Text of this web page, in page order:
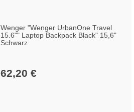
Wenger "Wenger UrbanOne Travel
15.6"" Laptop Backpack Black" 15,6"
Schwarz
62,20 €